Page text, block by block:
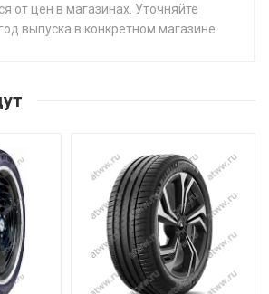
от цен в магазинах. Уточняйте
выпуска в конкретном магазине.
6 Q 215/55R17 94V
6 Q 215/65R17 99H
6 Q 235/45R21 101H
6 Q 235/55R19 101T